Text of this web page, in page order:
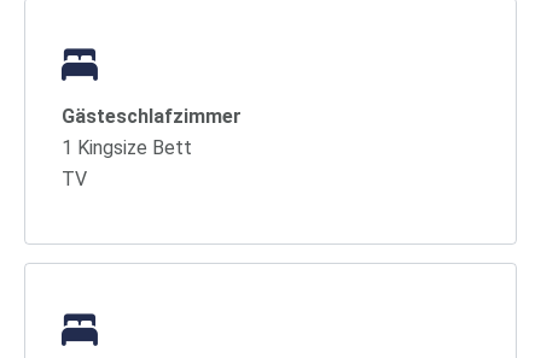
Gästeschlafzimmer
1 Kingsize Bett
TV